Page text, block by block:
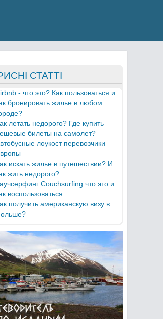
СТАТТІ
- что это? Как пользоваться и
бронировать жилье в любом
летать недорого? Где купить
билеты на самолет?
лоукост перевозчики
искать жилье в путешествии? И
жить недорого?
Couchsurfing что это и
воспользоваться
получить американскую визу в